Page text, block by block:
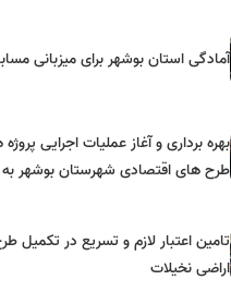
آمادگی استان بوشهر برای میزبانی
بهره برداری و آغاز عملیات اجرایی
طرح های اقتصادی شهرستان بوشهر
تامین اعتبار لازم و تسریع در تکمیل
اراضی نخیلات